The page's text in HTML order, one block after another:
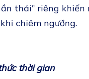
thái” riêng khiến
chiêm ngưỡng.
thời gian